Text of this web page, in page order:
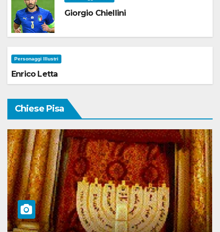
Giorgio Chiellini
Personaggi Illustri
Enrico Letta
Chiese Pisa